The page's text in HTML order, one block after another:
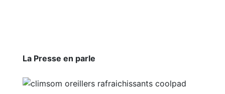
La Presse en parle